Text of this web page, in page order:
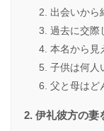
出会いから
過去に交際
本名から見
子供は何人
父と母はど
伊礼彼方の妻